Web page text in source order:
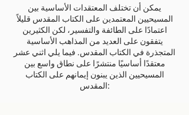
يمكن أن تختلف المعتقدات الأساسية بين
المسيحيين المعتمدين على الكتاب المقدس قليلاً
اعتمادًا على الطائفة والتفسير، لكن الكثيرين
يتفقون على العديد من المذاهب الأساسية
المتجذرة في الكتاب المقدس. فيما يلي اثني عشر
معتقدًا أساسيًا منتشرًا على نطاق واسع بين
المسيحيين الذين يبنون إيمانهم على الكتاب
المقدس: